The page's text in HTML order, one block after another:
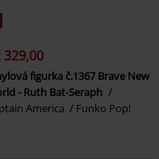
329,00
figurka č.1367 Brave New
- Ruth Bat-Seraph
America
Funko Pop!